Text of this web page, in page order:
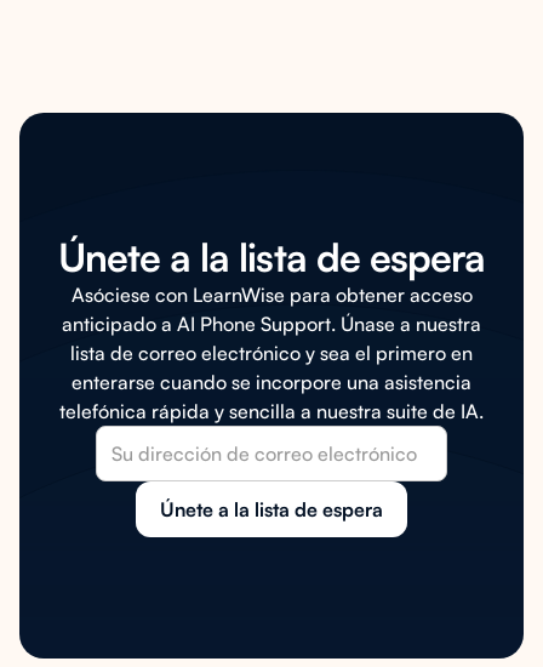
Únete a la lista de espera
Asóciese con LearnWise para obtener acceso
anticipado a AI Phone Support. Únase a nuestra
lista de correo electrónico y sea el primero en
enterarse cuando se incorpore una asistencia
telefónica rápida y sencilla a nuestra suite de IA.